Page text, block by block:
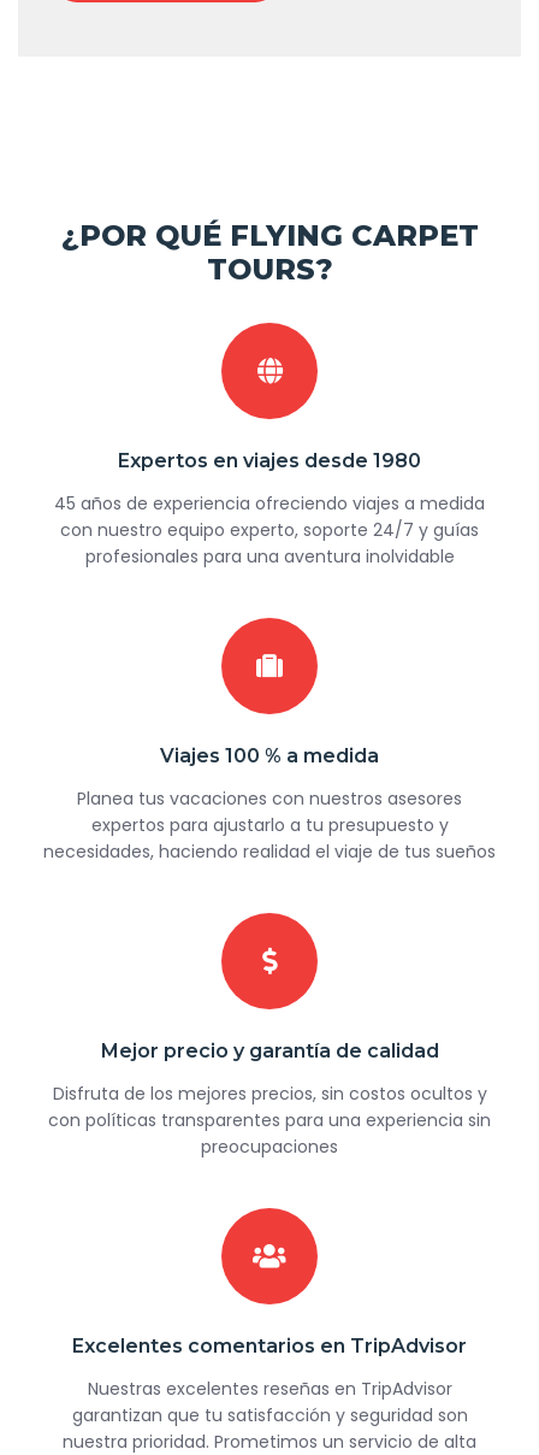
¿POR QUÉ FLYING CARPET
TOURS?
Expertos en viajes desde 1980
45 años de experiencia ofreciendo viajes a medida
con nuestro equipo experto, soporte 24/7 y guías
profesionales para una aventura inolvidable
Viajes 100 % a medida
Planea tus vacaciones con nuestros asesores
expertos para ajustarlo a tu presupuesto y
necesidades, haciendo realidad el viaje de tus sueños
Mejor precio y garantía de calidad
Disfruta de los mejores precios, sin costos ocultos y
con políticas transparentes para una experiencia sin
preocupaciones
Excelentes comentarios en TripAdvisor
Nuestras excelentes reseñas en TripAdvisor
garantizan que tu satisfacción y seguridad son
nuestra prioridad. Prometimos un servicio de alta